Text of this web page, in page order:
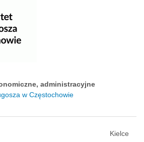
administracyjne
w Częstochowie
Kielce